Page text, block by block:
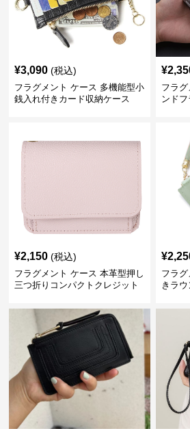
¥3,090 (税込)
フラグメント ケース 多機能型小
銭入れ付きカード収納ケース
¥
フラ
ンド
¥2,150 (税込)
フラグメント ケース 本革型押し
三つ折りコンパクトクレジット
¥
フラ
きラ